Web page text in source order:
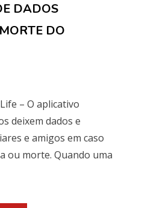
DADOS
DO
– O aplicativo
deixem dados e
e amigos em caso
ou morte. Quando uma